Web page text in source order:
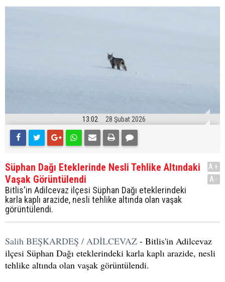
13:02 28 Şubat 2026
Süphan Dağı Eteklerinde Nesli Tehlike Altındaki
Vaşak Görüntülendi
Bitlis'in Adilcevaz ilçesi Süphan Dağı eteklerindeki
karla kaplı arazide, nesli tehlike altında olan vaşak
görüntülendi.
A+
A-
Salih BEŞKARDEŞ / ADİLCEVAZ - Bitlis'in Adilcevaz
ilçesi Süphan Dağı eteklerindeki karla kaplı arazide, nesli
tehlike altında olan vaşak görüntülendi.